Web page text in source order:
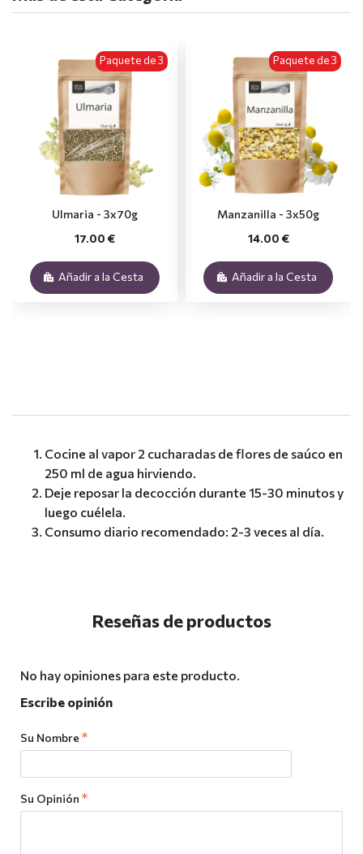
Paquete de 3
Ulmaria - 3x70g
17.00 €
Añadir a la Cesta
Paquete de 3
Manzanilla - 3x50g
14.00 €
Añadir a la Cesta
Cocine al vapor 2 cucharadas de flores de saúco en
250 ml de agua hirviendo.
Deje reposar la decocción durante 15-30 minutos y
luego cuélela.
Consumo diario recomendado: 2-3 veces al día.
Reseñas de productos
No hay opiniones para este producto.
Escribe opinión
Su Nombre
Su Opinión